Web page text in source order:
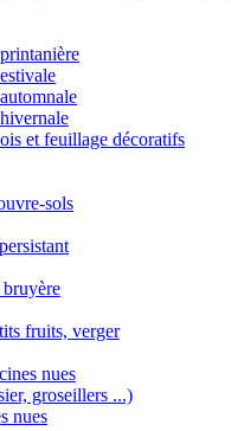
et feuillage décoratifs
sols
bruyère
fruits, verger
nues
groseillers ...)
nues